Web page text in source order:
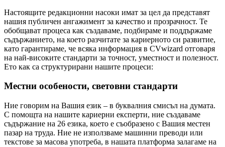
Настоящите редакционни насоки имат за цел да представят
нашия публичен ангажимент за качество и прозрачност. Те
обобщават процеса как създаваме, подбираме и поддържаме
съдържанието, на което разчитате за кариерното си развитие,
като гарантираме, че всяка информация в CVwizard отговаря
на най-високите стандарти за точност, уместност и полезност.
Ето как са структурирани нашите процеси:
Местни особености, световни стандарти
Ние говорим на Вашия език – в буквалния смисъл на думата.
С помощта на нашите кариерни експерти, ние създаваме
съдържание на 26 езика, което е съобразено с Вашия местен
пазар на труда. Ние не използваме машинни преводи или
текстове за масова употреба, в нашата платформа залагаме на